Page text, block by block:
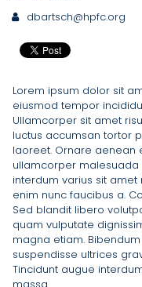
dbartsch@hpfc.org
Lorem ipsum dolor sit
eiusmod tempor
Ullamcorper sit amet
luctus accumsan tortor
laoreet. Ornare aenean
ullamcorper malesuada
interdum varius sit
enim nunc faucibus a.
Sed blandit libero
quam vulputate
magna etiam.
suspendisse ultrices
Tincidunt augue